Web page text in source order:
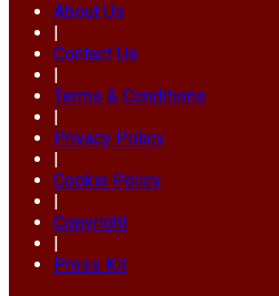
About Us
|
Contact Us
|
Terms & Conditions
|
Privacy Policy
|
Cookie Policy
|
Copyright
|
Press Kit